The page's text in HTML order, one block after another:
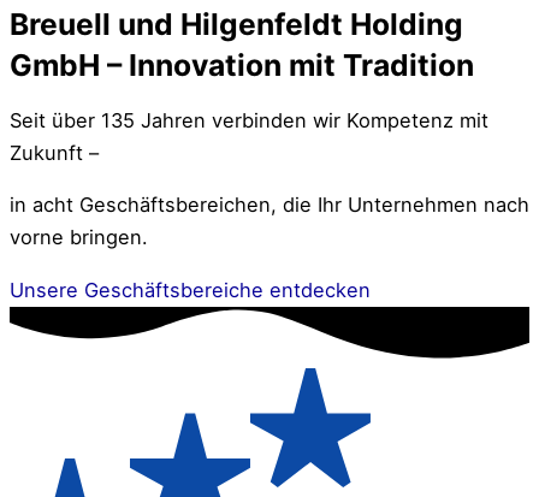
Breuell und Hilgenfeldt Holding
GmbH – Innovation mit Tradition
Seit über 135 Jahren verbinden wir Kompetenz mit
Zukunft –
in acht Geschäftsbereichen, die Ihr Unternehmen nach
vorne bringen.
Unsere Geschäftsbereiche entdecken